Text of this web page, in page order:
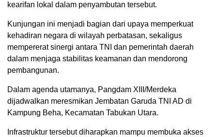
kearifan lokal dalam penyambutan tersebut.
Kunjungan ini menjadi bagian dari upaya memperkuat
kehadiran negara di wilayah perbatasan, sekaligus
mempererat sinergi antara TNI dan pemerintah daerah
dalam menjaga stabilitas keamanan dan mendorong
pembangunan.
Dalam agenda utamanya, Pangdam XIII/Merdeka
dijadwalkan meresmikan Jembatan Garuda TNI AD di
Kampung Beha, Kecamatan Tabukan Utara.
Infrastruktur tersebut diharapkan mampu membuka akses